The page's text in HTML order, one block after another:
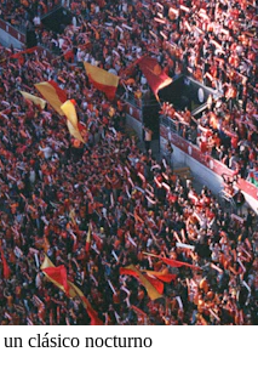
clásico nocturno